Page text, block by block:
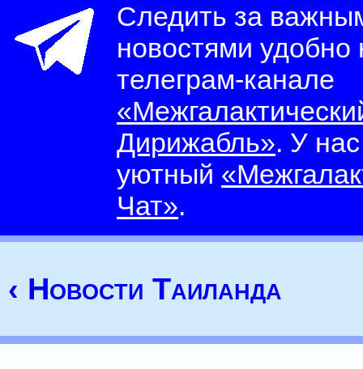
Следить за
новостями
телеграм-канале
Дирижабль». У
уютный
Чат».
‹ Новости Таиланда